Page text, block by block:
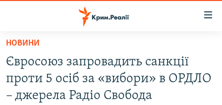
Перейти
основного
матеріалу
Перейти
ВОДА.КРИМ
ВІДЕО ТА ФОТО
НОВИНИ
Євросоюз запровадить санкції
проти 5 осіб за «вибори» в ОРДЛО
– джерела Радіо Свобода